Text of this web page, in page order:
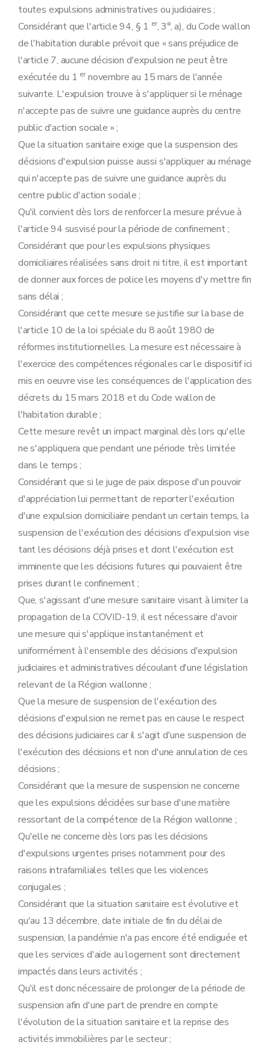
toutes expulsions administratives ou judiciaires ;
Considérant que l'article 94, § 1 er, 3°, a), du Code wallon
de l'habitation durable prévoit que « sans préjudice de
l'article 7, aucune décision d'expulsion ne peut être
exécutée du 1 er novembre au 15 mars de l'année
suivante. L'expulsion trouve à s'appliquer si le ménage
n'accepte pas de suivre une guidance auprès du centre
public d'action sociale » ;
Que la situation sanitaire exige que la suspension des
décisions d'expulsion puisse aussi s'appliquer au ménage
qui n'accepte pas de suivre une guidance auprès du
centre public d'action sociale ;
Qu'il convient dès lors de renforcer la mesure prévue à
l'article 94 susvisé pour la période de confinement ;
Considérant que pour les expulsions physiques
domiciliaires réalisées sans droit ni titre, il est important
de donner aux forces de police les moyens d'y mettre fin
sans délai ;
Considérant que cette mesure se justifie sur la base de
l'article 10 de la loi spéciale du 8 août 1980 de
réformes institutionnelles. La mesure est nécessaire à
l'exercice des compétences régionales car le dispositif ici
mis en oeuvre vise les conséquences de l'application des
décrets du 15 mars 2018 et du Code wallon de
l'habitation durable ;
Cette mesure revêt un impact marginal dès lors qu'elle
ne s'appliquera que pendant une période très limitée
dans le temps ;
Considérant que si le juge de paix dispose d'un pouvoir
d'appréciation lui permettant de reporter l'exécution
d'une expulsion domiciliaire pendant un certain temps, la
suspension de l'exécution des décisions d'expulsion vise
tant les décisions déjà prises et dont l'exécution est
imminente que les décisions futures qui pouvaient être
prises durant le confinement ;
Que, s'agissant d'une mesure sanitaire visant à limiter la
propagation de la COVID-19, il est nécessaire d'avoir
une mesure qui s'applique instantanément et
uniformément à l'ensemble des décisions d'expulsion
judiciaires et administratives découlant d'une législation
relevant de la Région wallonne ;
Que la mesure de suspension de l'exécution des
décisions d'expulsion ne remet pas en cause le respect
des décisions judiciaires car il s'agit d'une suspension de
l'exécution des décisions et non d'une annulation de ces
décisions ;
Considérant que la mesure de suspension ne concerne
que les expulsions décidées sur base d'une matière
ressortant de la compétence de la Région wallonne ;
Qu'elle ne concerne dès lors pas les décisions
d'expulsions urgentes prises notamment pour des
raisons intrafamiliales telles que les violences
conjugales ;
Considérant que la situation sanitaire est évolutive et
qu'au 13 décembre, date initiale de fin du délai de
suspension, la pandémie n'a pas encore été endiguée et
que les services d'aide au logement sont directement
impactés dans leurs activités ;
Qu'il est donc nécessaire de prolonger de la période de
suspension afin d'une part de prendre en compte
l'évolution de la situation sanitaire et la reprise des
activités immobilières par le secteur ;